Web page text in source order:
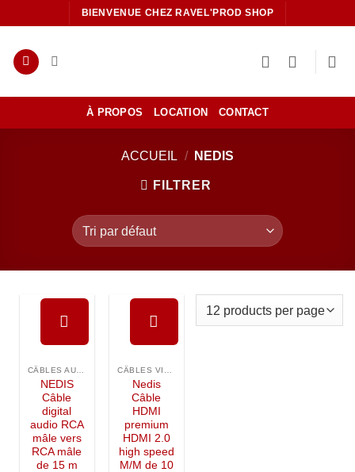
au
contenu
BIENVENUE CHEZ RAVEL'PROD SHOP
À PROPOS LOCATION CONTACT
ACCUEIL / NEDIS
FILTRER
la liste de
souhaits
CÂBLES AUDIO
NEDIS
Câble
digital
audio RCA
mâle vers
RCA mâle
de 15 m
la liste de
souhaits
CÂBLES VIDÉO
Nedis
Câble
HDMI
premium
HDMI 2.0
high speed
M/M de 10